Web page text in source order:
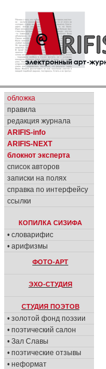
обложка
правила
редакция журнала
ARIFIS-info
ARIFIS-NEXT
блокнот эксперта
список авторов
записки на полях
справка по интерфейсу
ссылки
КОПИЛКА СИЗИФА
• словарифис
• арифизмы
ФОТО-АРТ
ЭХО-СТУДИЯ
СТУДИЯ ПОЭТОВ
• золотой фонд поэзии
• поэтический салон
• Зал Славы
• поэтические отзывы
• неформат